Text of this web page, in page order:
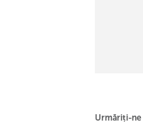
Urmăriți-ne